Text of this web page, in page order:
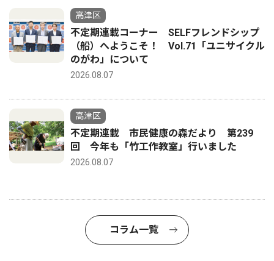
高津区
不定期連載コーナー SELFフレンドシップ
（船）へようこそ！ Vol.71「ユニサイクル
のがわ」について
2026.08.07
高津区
不定期連載 市民健康の森だより 第239
回 今年も「竹工作教室」行いました
2026.08.07
コラム一覧